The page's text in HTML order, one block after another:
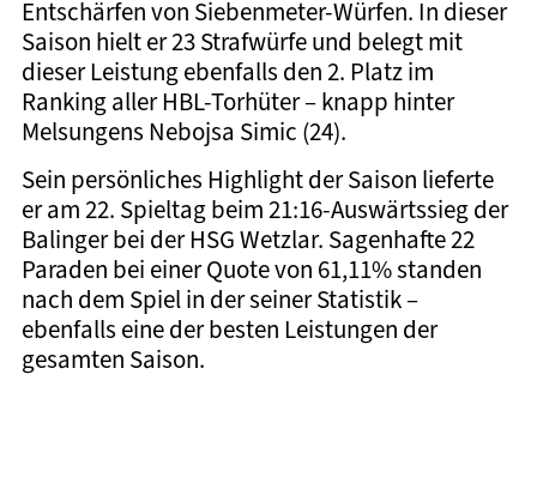
Entschärfen von Siebenmeter-Würfen. In dieser
Saison hielt er 23 Strafwürfe und belegt mit
dieser Leistung ebenfalls den 2. Platz im
Ranking aller HBL-Torhüter – knapp hinter
Melsungens Nebojsa Simic (24).
Sein persönliches Highlight der Saison lieferte
er am 22. Spieltag beim 21:16-Auswärtssieg der
Balinger bei der HSG Wetzlar. Sagenhafte 22
Paraden bei einer Quote von 61,11% standen
nach dem Spiel in der seiner Statistik –
ebenfalls eine der besten Leistungen der
gesamten Saison.